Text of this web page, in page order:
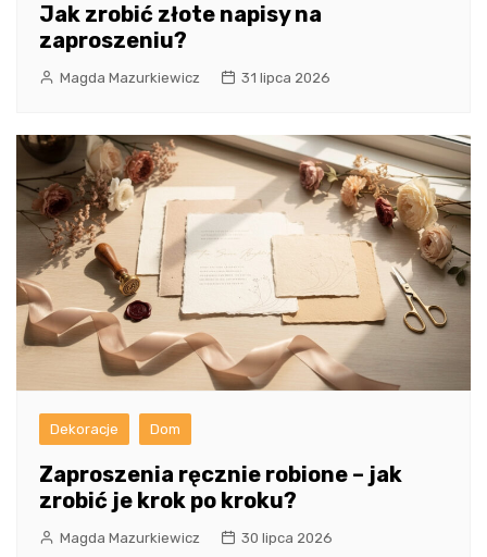
Jak zrobić złote napisy na
zaproszeniu?
Magda Mazurkiewicz 31 lipca 2026
Dekoracje Dom
Zaproszenia ręcznie robione – jak
zrobić je krok po kroku?
Magda Mazurkiewicz 30 lipca 2026